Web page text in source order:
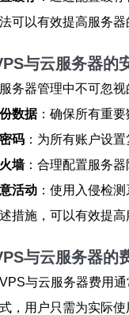
可以有效提高服务
与云服务器的
务器管理中不可忽
数据：确保所有重要
码 ：为所有账户设
墙：合理配置服务器
活动 ：使用入侵检
措施，可以有效提
与云服务器的
与云服务器费用
，用户只需为实际